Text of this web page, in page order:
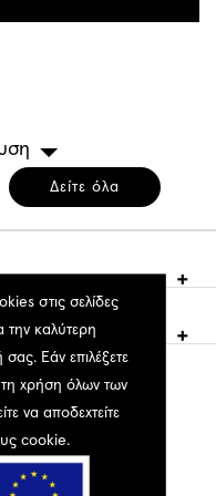
Δείτε όλα
στις σελίδες
την καλύτερη
σας. Εάν επιλέξετε
χρήση όλων των
να αποδεχτείτε
cookie.